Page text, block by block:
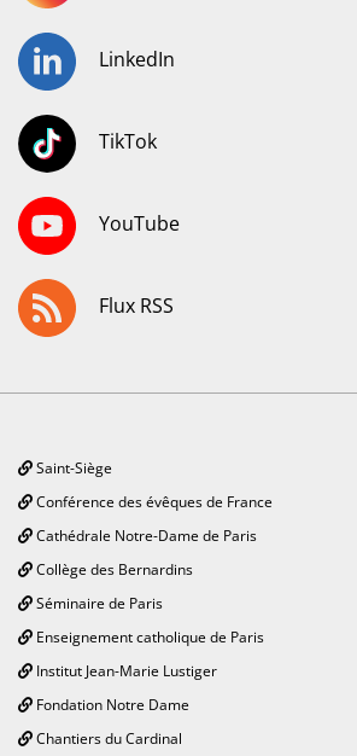
LinkedIn
TikTok
YouTube
Flux RSS
Saint-Siège
Conférence des évêques de France
Cathédrale Notre-Dame de Paris
Collège des Bernardins
Séminaire de Paris
Enseignement catholique de Paris
Institut Jean-Marie Lustiger
Fondation Notre Dame
Chantiers du Cardinal